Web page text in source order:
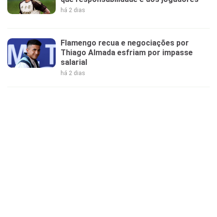
há 2 dias
Flamengo recua e negociações por
Thiago Almada esfriam por impasse
salarial
há 2 dias